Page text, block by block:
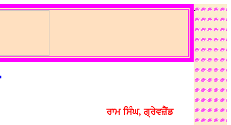
ਰਾਮ ਸਿੰਘ, ਗ੍ਰੇਵਜ਼ੈਂਡ
.